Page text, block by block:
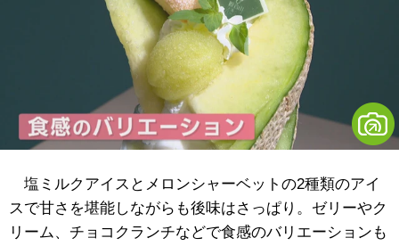
塩ミルクアイスとメロンシャーベットの2種類のアイ
スで甘さを堪能しながらも後味はさっぱり。ゼリーやク
リーム、チョコクランチなどで食感のバリエーションも